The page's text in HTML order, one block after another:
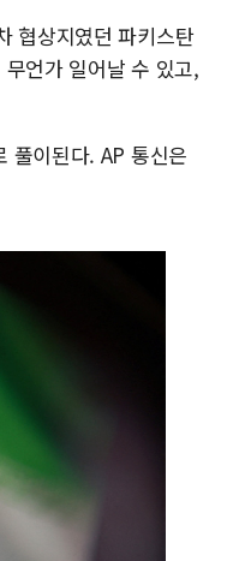
협상지였던 파키스탄
언가 일어날 수 있고,
풀이된다. AP 통신은